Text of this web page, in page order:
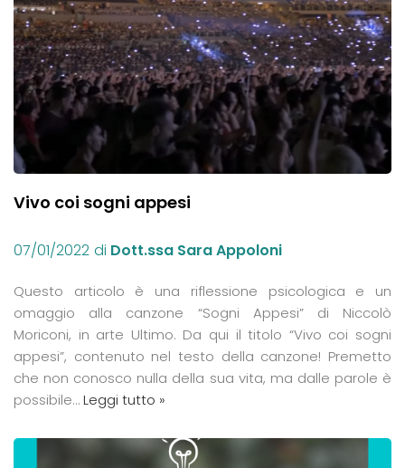
Vivo coi sogni appesi
07/01/2022 di Dott.ssa Sara Appoloni
Questo articolo è una riflessione psicologica e un
omaggio alla canzone “Sogni Appesi” di Niccolò
Moriconi, in arte Ultimo. Da qui il titolo “Vivo coi sogni
appesi”, contenuto nel testo della canzone! Premetto
che non conosco nulla della sua vita, ma dalle parole è
possibile…Leggi tutto »